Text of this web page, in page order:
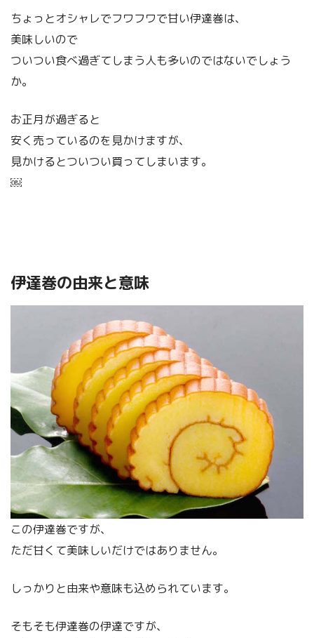
ちょっとオシャレでフワフワで甘い伊達巻は、
美味しいので
ついつい食べ過ぎてしまう人も多いのではないでしょう
か。
お正月が過ぎると
安く売っているのを見かけますが、
見かけるとついつい買ってしまいます。
￼
伊達巻の由来と意味
この伊達巻ですが、
ただ甘くて美味しいだけではありません。
しっかりと由来や意味も込められています。
そもそも伊達巻の伊達ですが、